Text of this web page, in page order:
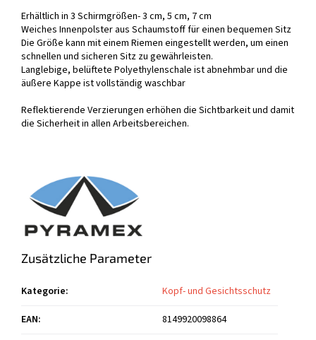
Erhältlich in 3 Schirmgrößen- 3 cm, 5 cm, 7 cm
Weiches Innenpolster aus Schaumstoff für einen bequemen Sitz
Die Größe kann mit einem Riemen eingestellt werden, um einen
schnellen und sicheren Sitz zu gewährleisten.
Langlebige, belüftete Polyethylenschale ist abnehmbar und die
äußere Kappe ist vollständig waschbar
Reflektierende Verzierungen erhöhen die Sichtbarkeit und damit
die Sicherheit in allen Arbeitsbereichen.
Zusätzliche Parameter
Kategorie:
Kopf- und Gesichtsschutz
EAN: 8149920098864